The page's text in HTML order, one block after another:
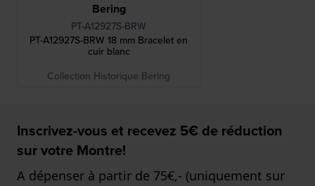
Bering
PT-A12927S-BRW
PT-A12927S-BRW 18 mm Bracelet en
cuir blanc
Collection Historique Bering
Inscrivez-vous et recevez 5€ de réduction
sur votre Montre!
A dépenser à partir de 75€,- (uniquement sur